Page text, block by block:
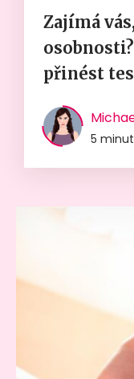
Zajímá
přinést
5